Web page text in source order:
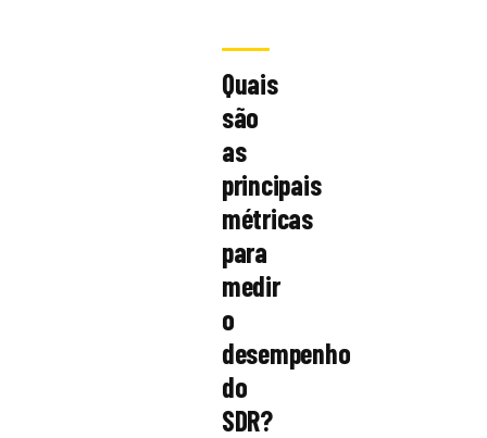
Quais
são
as
principais
métricas
para
medir
o
desempenho
do
SDR?